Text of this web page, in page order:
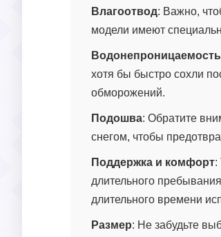
Влагоотвод: Важно,
модели имеют
Водонепроницаемость
хотя бы быстро сохли
обморожений.
Подошва: Обратите
снегом, чтобы
Поддержка и комфорт:
длительного
длительного времени
Размер: Не забудьте